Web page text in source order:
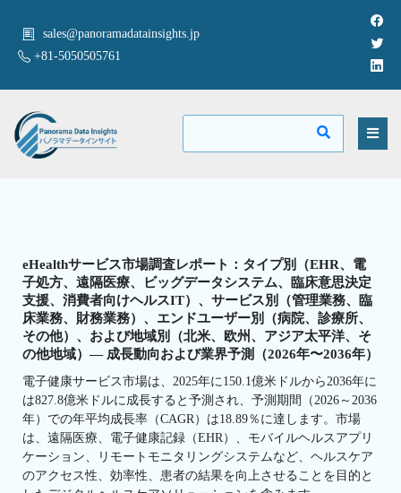
sales@panoramadatainsights.jp
+81-5050505761
eHealthサービス市場調査レポート：タイプ別（EHR、電
子処方、遠隔医療、ビッグデータシステム、臨床意思決定
支援、消費者向けヘルスIT）、サービス別（管理業務、臨
床業務、財務業務）、エンドユーザー別（病院、診療所、
その他）、および地域別（北米、欧州、アジア太平洋、そ
の他地域）— 成長動向および業界予測（2026年〜2036年）
電子健康サービス市場は、2025年に150.1億米ドルから2036年に
は827.8億米ドルに成長すると予測され、予測期間（2026～2036
年）での年平均成長率（CAGR）は18.89％に達します。市場
は、遠隔医療、電子健康記録（EHR）、モバイルヘルスアプリ
ケーション、リモートモニタリングシステムなど、ヘルスケア
のアクセス性、効率性、患者の結果を向上させることを目的と